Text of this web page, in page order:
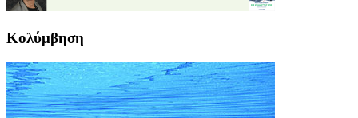
Κολύμβηση